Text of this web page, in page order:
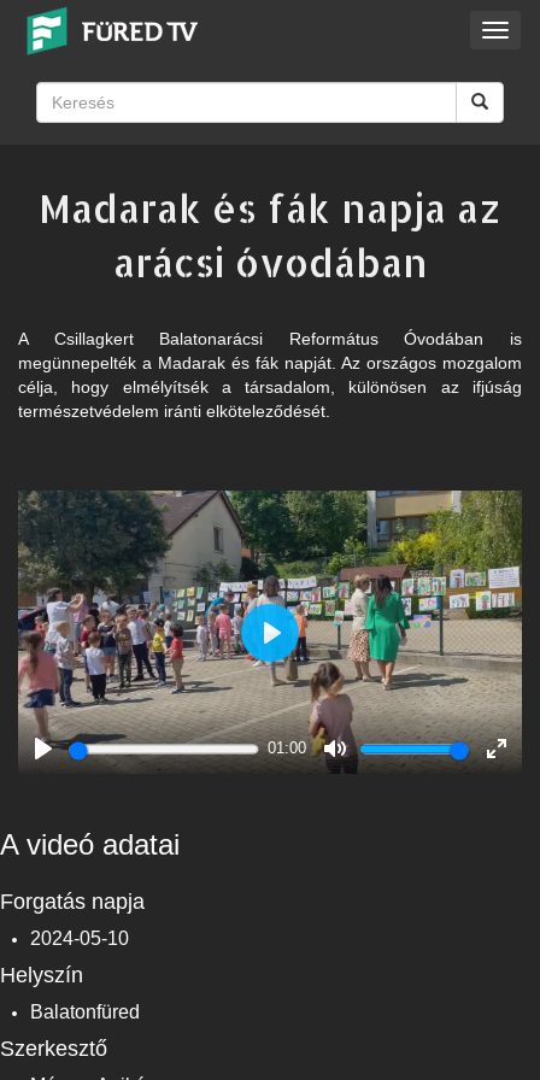
Madarak és fák napja az
arácsi óvodában
A Csillagkert Balatonarácsi Református Óvodában is
megünnepelték a Madarak és fák napját. Az országos mozgalom
célja, hogy elmélyítsék a társadalom, különösen az ifjúság
természetvédelem iránti elköteleződését.
01:00
Mute
Play
A videó adatai
Forgatás napja
2024-05-10
Helyszín
Balatonfüred
Szerkesztő